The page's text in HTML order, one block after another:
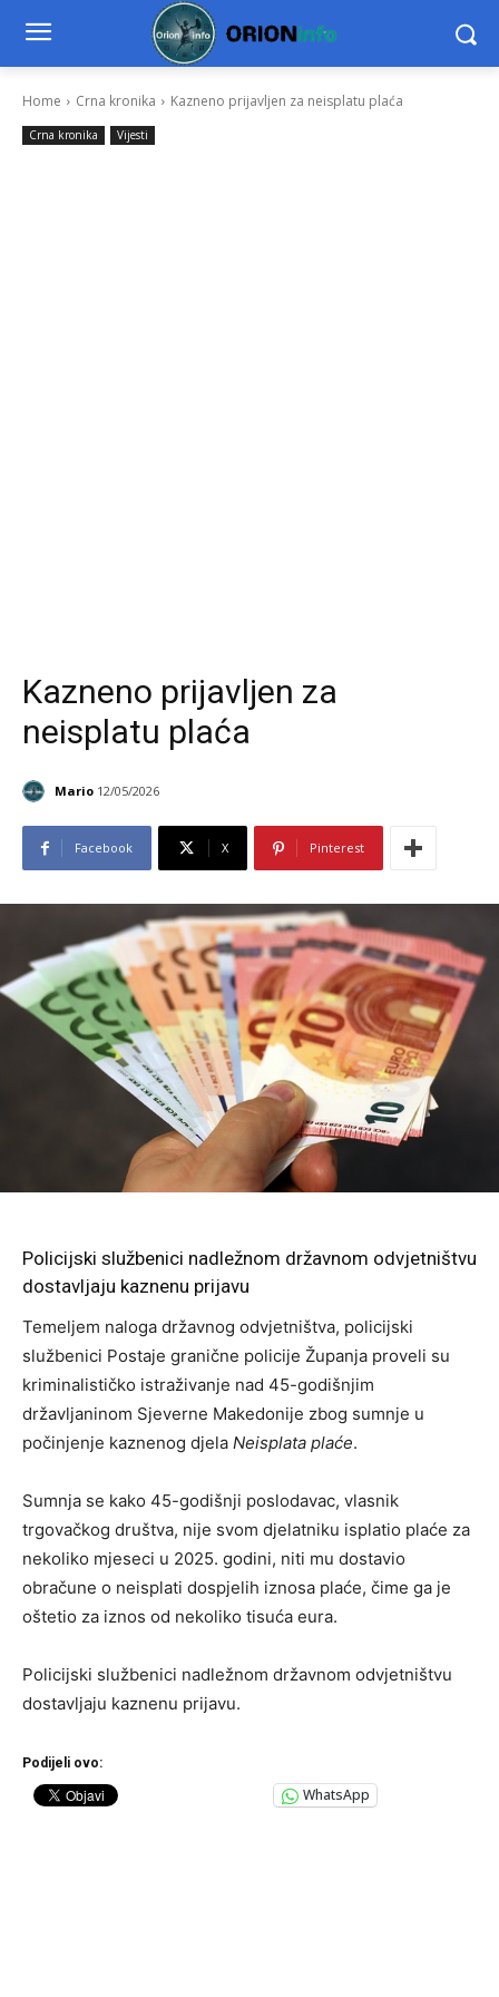
Home Crna kronika Kazneno prijavljen za neisplatu plaća
Crna kronika Vijesti
Kazneno prijavljen za
neisplatu plaća
Mario 12/05/2026
Facebook X Pinterest
Policijski službenici nadležnom državnom odvjetništvu
dostavljaju kaznenu prijavu
Temeljem naloga državnog odvjetništva, policijski
službenici Postaje granične policije Županja proveli su
kriminalističko istraživanje nad 45-godišnjim
državljaninom Sjeverne Makedonije zbog sumnje u
počinjenje kaznenog djela Neisplata plaće.
Sumnja se kako 45-godišnji poslodavac, vlasnik
trgovačkog društva, nije svom djelatniku isplatio plaće za
nekoliko mjeseci u 2025. godini, niti mu dostavio
obračune o neisplati dospjelih iznosa plaće, čime ga je
oštetio za iznos od nekoliko tisuća eura.
Policijski službenici nadležnom državnom odvjetništvu
dostavljaju kaznenu prijavu.
Podijeli ovo:
WhatsApp